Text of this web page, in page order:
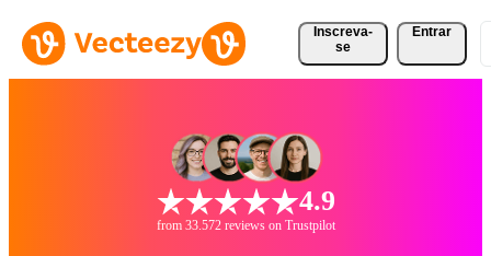
Inscreva-
se
Entrar
4.9
from 33.572 reviews on Trustpilot